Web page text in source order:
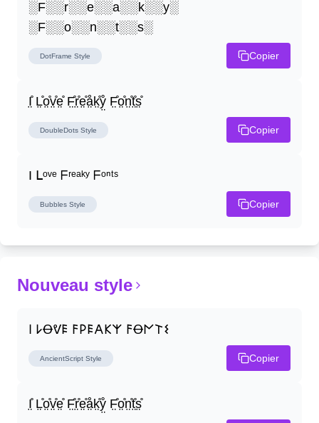
░F░░r░░e░░a░░k░░y░
░F░░o░░n░░t░░s░
DotFrame Style Copier
I̤̊ L̤̊o̤̊v̤̊e̤̊ F̤̊r̤̊e̤̊å̤k̤̊ẙ̤ F̤̊o̤̊n̤̊t̤̊s̤̊
DoubleDots Style Copier
I ᒪᵒᵛᵉ ᖴʳᵉᵃᵏʸ ᖴᵒⁿᵗˢ
Bubbles Style Copier
Nouveau style
𐌉 𐌋Ꝋᕓ𐌄 𐌅𐌓𐌄𐌀𐌊𐌙 𐌅Ꝋ𐌍𐌕𐌔
AncientScript Style Copier
I̤̊ L̤̊o̤̊v̤̊e̤̊ F̤̊r̤̊e̤̊å̤k̤̊ẙ̤ F̤̊o̤̊n̤̊t̤̊s̤̊